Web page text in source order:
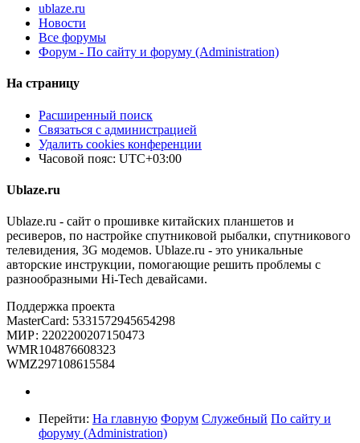
ublaze.ru
Новости
Все форумы
Форум - По сайту и форуму (Administration)
На страницу
Расширенный поиск
Связаться с администрацией
Удалить cookies конференции
Часовой пояс: UTC+03:00
Ublaze.ru
Ublaze.ru - сайт о прошивке китайских планшетов и
ресиверов, по настройке спутниковой рыбалки, спутникового
телевидения, 3G модемов. Ublaze.ru - это уникальные
авторские инструкции, помогающие решить проблемы с
разнообразными Hi-Tech девайсами.
Поддержка проекта
MasterCard: 5331572945654298
МИР: 2202200207150473
WMR104876608323
WMZ297108615584
Перейти: На главную Форум Служебный По сайту и
форуму (Administration)